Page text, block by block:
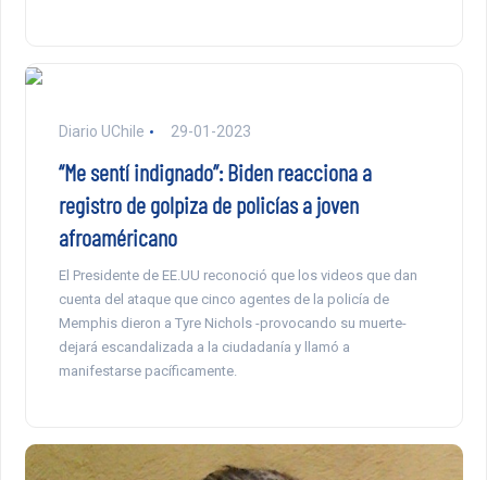
Diario UChile 29-01-2023
“Me sentí indignado”: Biden reacciona a
registro de golpiza de policías a joven
afroaméricano
El Presidente de EE.UU reconoció que los videos que dan
cuenta del ataque que cinco agentes de la policía de
Memphis dieron a Tyre Nichols -provocando su muerte-
dejará escandalizada a la ciudadanía y llamó a
manifestarse pacíficamente.